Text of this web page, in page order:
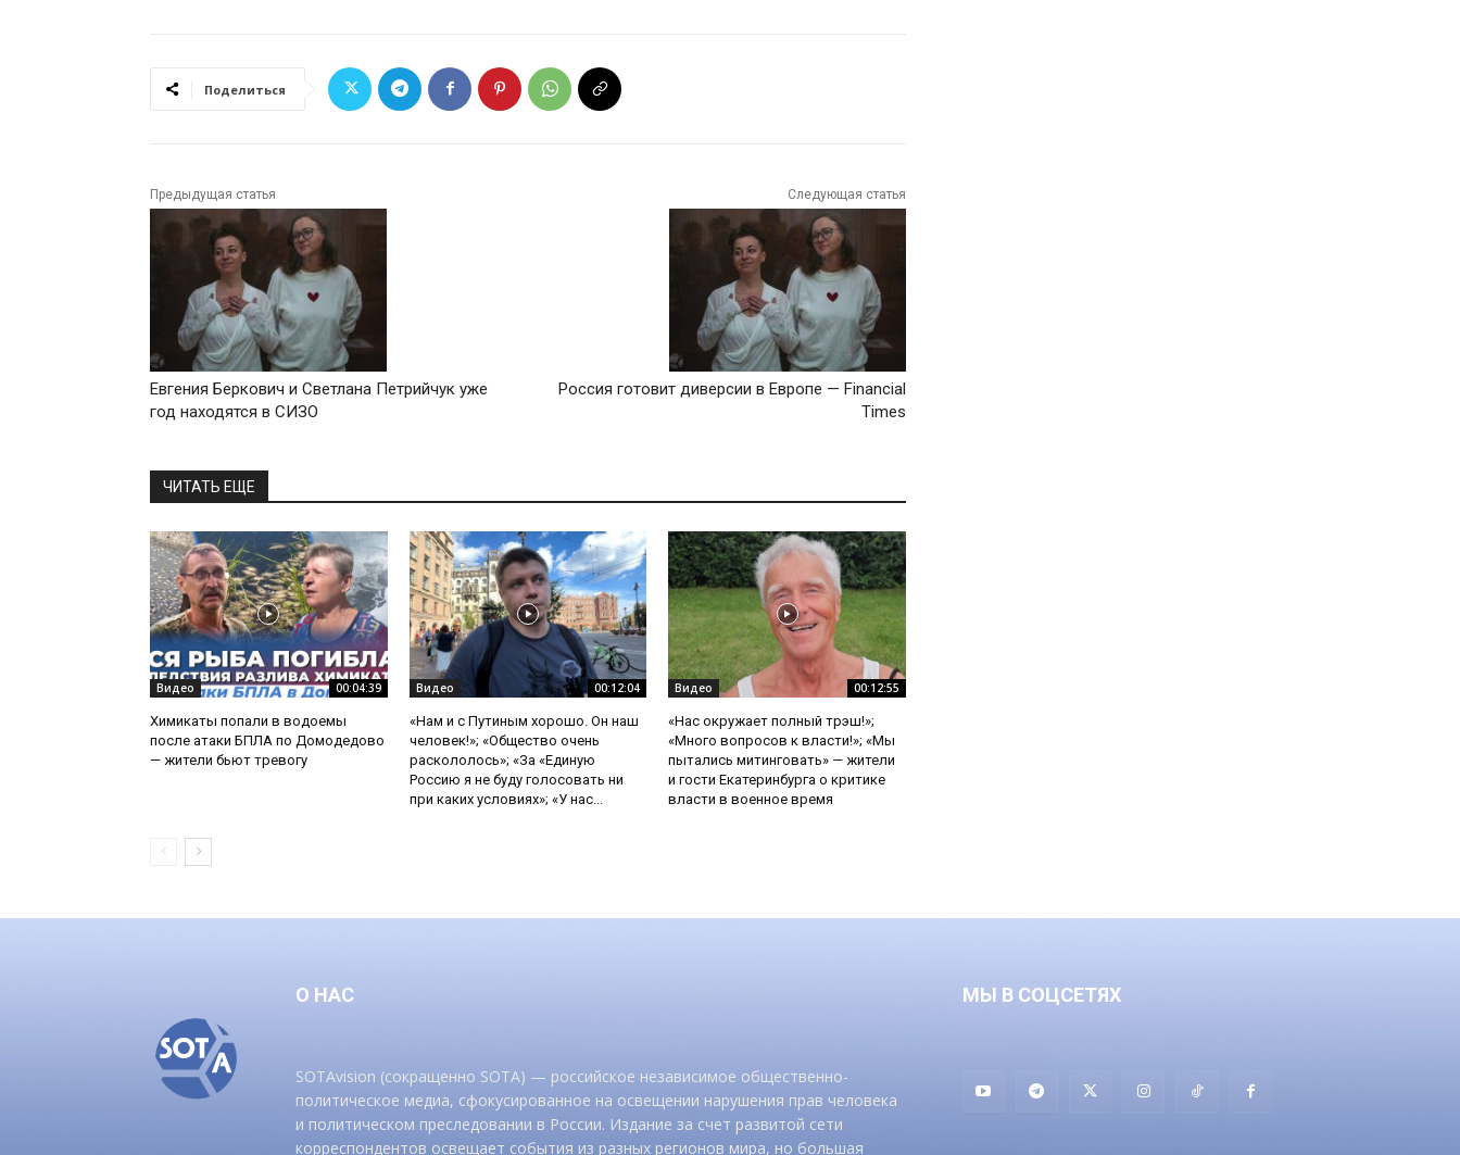
Поделиться
Предыдущая статья
Евгения Беркович и Светлана Петрийчук уже
год находятся в СИЗО
Следующая статья
Россия готовит диверсии в Европе — Financial
Times
ЧИТАТЬ ЕЩЕ
Видео 00:04:39
Химикаты попали в водоемы
после атаки БПЛА по Домодедово
— жители бьют тревогу
Видео 00:12:04
«Нам и с Путиным хорошо. Он наш
человек!»; «Общество очень
раскололось»; «За «Единую
Россию я не буду голосовать ни
при каких условиях»; «У нас...
Видео 00:12:55
«Нас окружает полный трэш!»;
«Много вопросов к власти!»; «Мы
пытались митинговать» — жители
и гости Екатеринбурга о критике
власти в военное время
О НАС
SOTAvision (сокращенно SOTA) — российское независимое общественно-
политическое медиа, сфокусированное на освещении нарушения прав человека
и политическом преследовании в России. Издание за счет развитой сети
корреспондентов освещает события из разных регионов мира, но большая
МЫ В СОЦСЕТЯХ